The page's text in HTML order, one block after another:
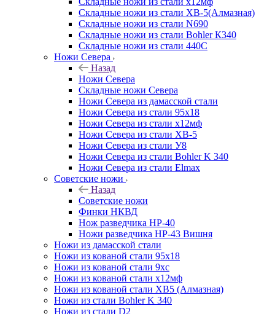
Складные ножи из стали ХВ-5(Алмазная)
Складные ножи из стали N690
Складные ножи из стали Bohler К340
Складные ножи из стали 440С
Ножи Севера
Назад
Ножи Севера
Складные ножи Севера
Ножи Севера из дамасской стали
Ножи Севера из стали 95х18
Ножи Севера из стали х12мф
Ножи Севера из стали ХВ-5
Ножи Севера из стали У8
Ножи Севера из стали Bohler K 340
Ножи Севера из стали Elmax
Советские ножи
Назад
Советские ножи
Финки НКВД
Нож разведчика НР-40
Ножи разведчика НР-43 Вишня
Ножи из дамасской стали
Ножи из кованой стали 95х18
Ножи из кованой стали 9хс
Ножи из кованой стали х12мф
Ножи из кованой стали ХВ5 (Алмазная)
Ножи из стали Bohler K 340
Ножи из стали D2